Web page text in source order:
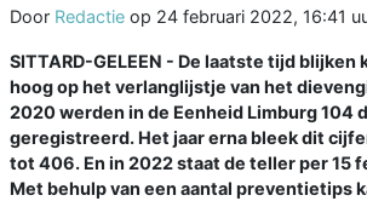
Door Redactie op 24 februari 2022, 16:41
SITTARD-GELEEN - De laatste tijd
hoog op het verlanglijstje van het
2020 werden in de Eenheid Limburg 104
geregistreerd. Het jaar erna bleek dit
tot 406. En in 2022 staat de teller per 15
Met behulp van een aantal preventietips